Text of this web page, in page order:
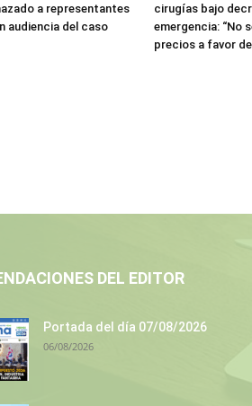
a representantes
audiencia del caso
cirugías bajo
emergencia: “No
precios a favor
DEL EDITOR
Portada del día 07/08/2026
06/08/2026